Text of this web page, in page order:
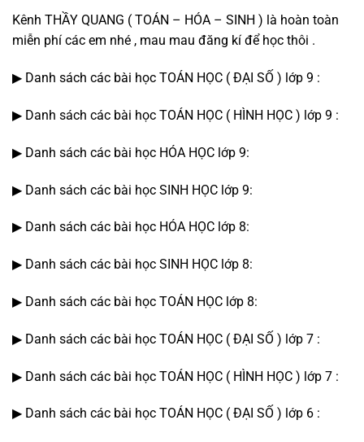
Kênh THẦY QUANG ( TOÁN – HÓA – SINH ) là hoàn toàn
miễn phí các em nhé , mau mau đăng kí để học thôi .
▶ Danh sách các bài học TOÁN HỌC ( ĐẠI SỐ ) lớp 9 :
▶ Danh sách các bài học TOÁN HỌC ( HÌNH HỌC ) lớp 9 :
▶ Danh sách các bài học HÓA HỌC lớp 9:
▶ Danh sách các bài học SINH HỌC lớp 9:
▶ Danh sách các bài học HÓA HỌC lớp 8:
▶ Danh sách các bài học SINH HỌC lớp 8:
▶ Danh sách các bài học TOÁN HỌC lớp 8:
▶ Danh sách các bài học TOÁN HỌC ( ĐẠI SỐ ) lớp 7 :
▶ Danh sách các bài học TOÁN HỌC ( HÌNH HỌC ) lớp 7 :
▶ Danh sách các bài học TOÁN HỌC ( ĐẠI SỐ ) lớp 6 :